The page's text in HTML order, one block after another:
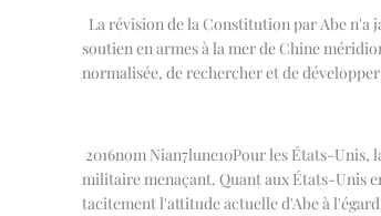
La révision de la Constitution par Abe n'a
soutien en armes à la mer de Chine
normalisée, de rechercher et de
2016nom Nian7lune10Pour les États-Unis,
militaire menaçant. Quant aux États-Unis
tacitement l'attitude actuelle d'Abe à